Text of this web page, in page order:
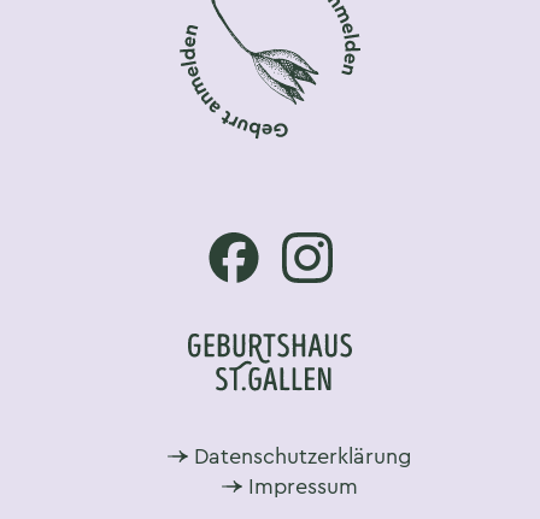
Footer-Navigation Datenschutzerklärung
Impressum